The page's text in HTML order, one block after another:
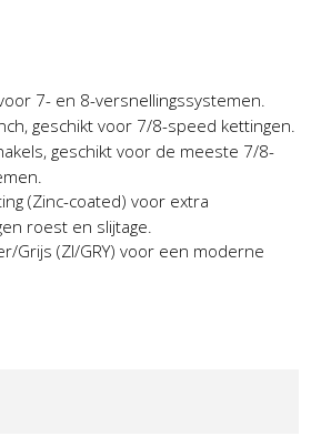
7- en 8-versnellingssystemen.
geschikt voor 7/8-speed kettingen.
geschikt voor de meeste 7/8-
(Zinc-coated) voor extra
roest en slijtage.
Grijs (ZI/GRY) voor een moderne